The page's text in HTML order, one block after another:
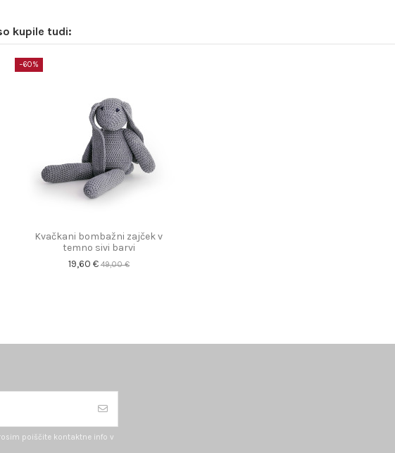
kupile tudi:
−60%
Kvačkani bombažni zajček v
temno sivi barvi
19,60 €49,00 €
poiščite kontaktne info v